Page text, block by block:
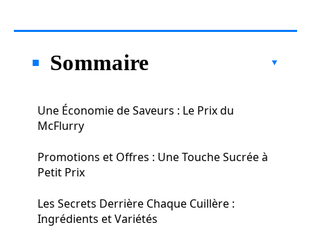
Sommaire
Une Économie de Saveurs : Le Prix du
McFlurry
Promotions et Offres : Une Touche Sucrée à
Petit Prix
Les Secrets Derrière Chaque Cuillère :
Ingrédients et Variétés